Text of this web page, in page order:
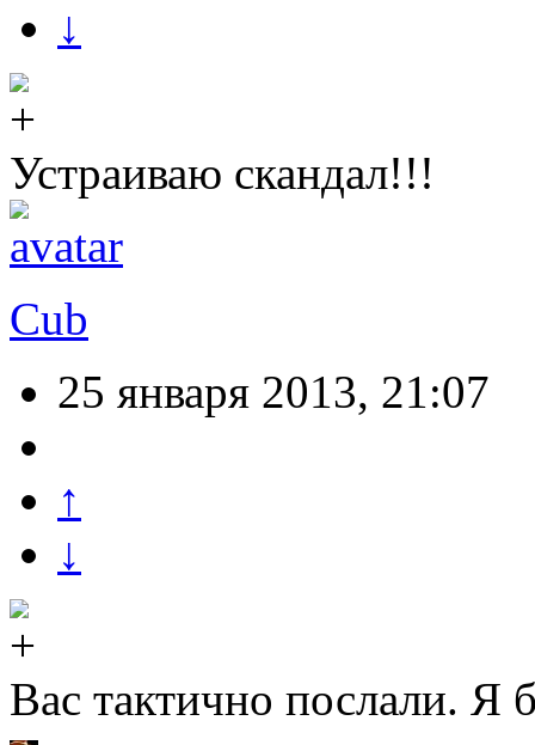
↓
Устраиваю скандал!!!
Cub
25 января 2013, 21:07
↑
↓
Вас тактично послали. Я